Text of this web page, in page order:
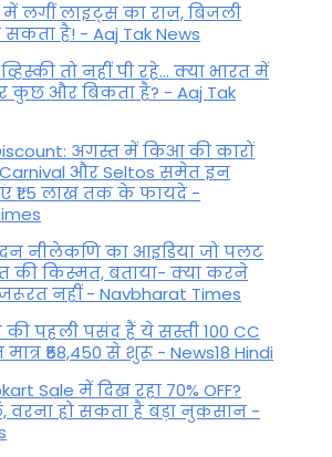
In Gemini: शुरू होने
वालों के अच्छे दिन,
से खूब बरसेगा पैसा
में लगीं लाइट्स का राज़, बिजली
है! - Aaj Tak News
तो नहीं पी रहे... क्या भारत में
कुछ और बिकता है? - Aaj Tak
अगस्त में किआ की कारों
Carnival और Seltos समेत इन
₹1.5 लाख तक के फायदे -
नीलेकणि का आइडिया जो पलट
की किस्मत, बताया- क्या करने
नहीं - Navbharat Times
पहली पसंद हैं ये सस्ती 100 CC
₹58,450 से शुरू - News18 Hindi
Sale में दिख रहा 70% OFF?
हो सकता है बड़ा नुकसान -